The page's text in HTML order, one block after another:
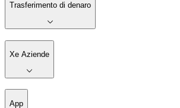
Trasferimento di denaro
Xe Aziende
App